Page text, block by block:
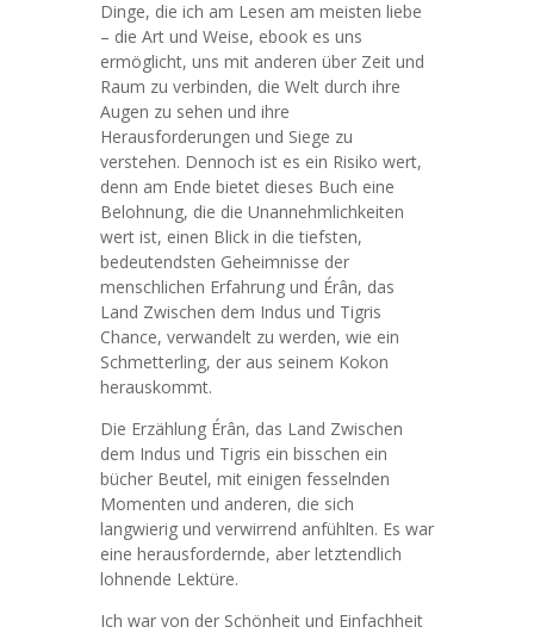
Dinge, die ich am Lesen am meisten liebe
– die Art und Weise, ebook es uns
ermöglicht, uns mit anderen über Zeit und
Raum zu verbinden, die Welt durch ihre
Augen zu sehen und ihre
Herausforderungen und Siege zu
verstehen. Dennoch ist es ein Risiko wert,
denn am Ende bietet dieses Buch eine
Belohnung, die die Unannehmlichkeiten
wert ist, einen Blick in die tiefsten,
bedeutendsten Geheimnisse der
menschlichen Erfahrung und Érân, das
Land Zwischen dem Indus und Tigris
Chance, verwandelt zu werden, wie ein
Schmetterling, der aus seinem Kokon
herauskommt.
Die Erzählung Érân, das Land Zwischen
dem Indus und Tigris ein bisschen ein
bücher Beutel, mit einigen fesselnden
Momenten und anderen, die sich
langwierig und verwirrend anfühlten. Es war
eine herausfordernde, aber letztendlich
lohnende Lektüre.
Ich war von der Schönheit und Einfachheit